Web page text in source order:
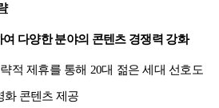
다양한 분야의 콘텐츠 경쟁력 강화
적 제휴를 통해 20대 젊은 세대 선호도
화 콘텐츠 제공